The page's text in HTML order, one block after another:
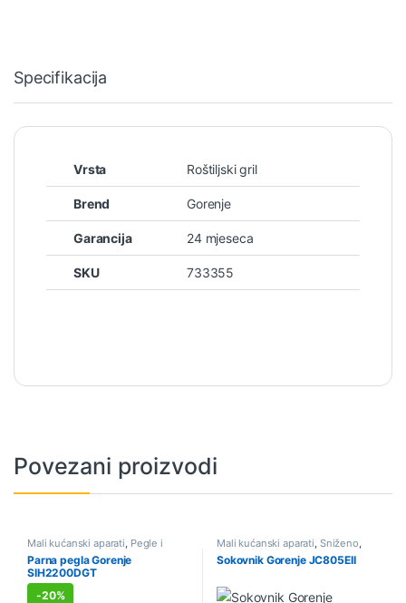
Specifikacija
Vrsta Roštiljski gril
Brend Gorenje
Garancija 24 mjeseca
SKU 733355
Povezani proizvodi
Mali kućanski aparati Pegle i
parne stanice Sniženo
Parna pegla Gorenje
SIH2200DGT
-20%
Mali kućanski aparati Sniženo
Sokovnici i citrusete
Sokovnik Gorenje JC805EII